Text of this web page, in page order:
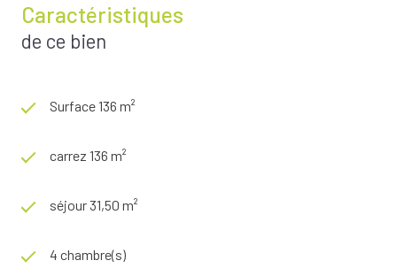
Caractéristiques
de ce bien
Surface 136 m²
carrez 136 m²
séjour 31,50 m²
4 chambre(s)